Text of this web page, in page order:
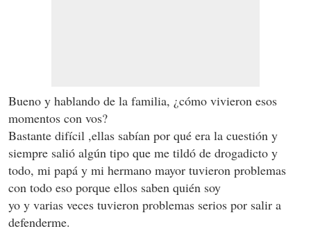
Bueno y hablando de la familia, ¿cómo vivieron esos
momentos con vos?
Bastante difícil ,ellas sabían por qué era la cuestión y
siempre salió algún tipo que me tildó de drogadicto y
todo, mi papá y mi hermano mayor tuvieron problemas
con todo eso porque ellos saben quién soy
yo y varias veces tuvieron problemas serios por salir a
defenderme.